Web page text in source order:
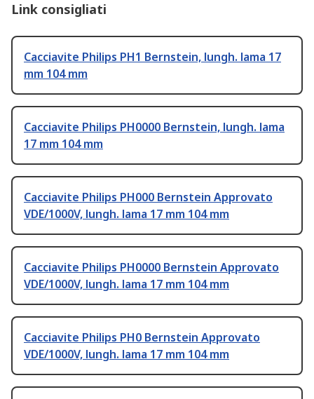
Link consigliati
Cacciavite Philips PH1 Bernstein, lungh. lama 17
mm 104 mm
Cacciavite Philips PH0000 Bernstein, lungh. lama
17 mm 104 mm
Cacciavite Philips PH000 Bernstein Approvato
VDE/1000V, lungh. lama 17 mm 104 mm
Cacciavite Philips PH0000 Bernstein Approvato
VDE/1000V, lungh. lama 17 mm 104 mm
Cacciavite Philips PH0 Bernstein Approvato
VDE/1000V, lungh. lama 17 mm 104 mm